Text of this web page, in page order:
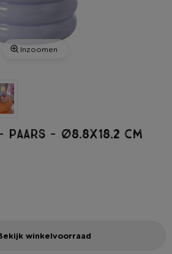
Inzoomen
- ø8.8x18.2 cm
winkelvoorraad